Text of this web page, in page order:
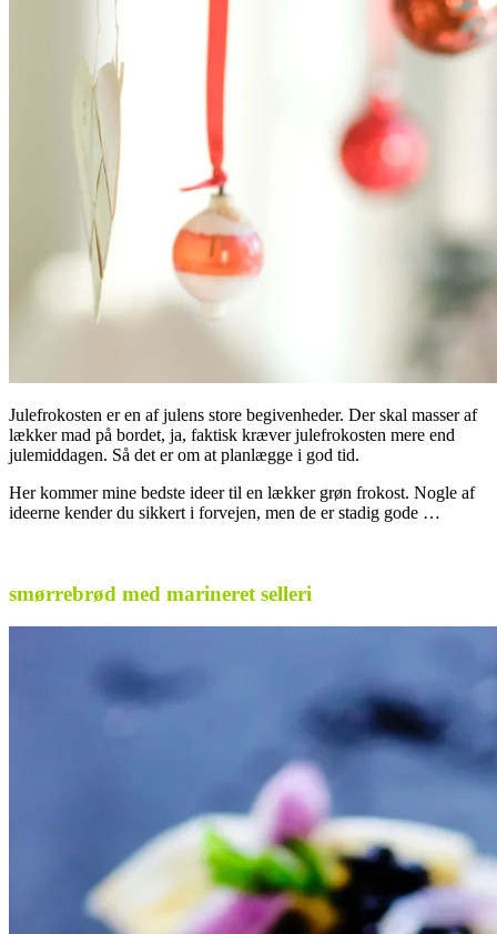
Julefrokosten er en af julens store begivenheder. Der skal masser af
lækker mad på bordet, ja, faktisk kræver julefrokosten mere end
julemiddagen. Så det er om at planlægge i god tid.
Her kommer mine bedste ideer til en lækker grøn frokost. Nogle af
ideerne kender du sikkert i forvejen, men de er stadig gode …
smørrebrød med marineret selleri